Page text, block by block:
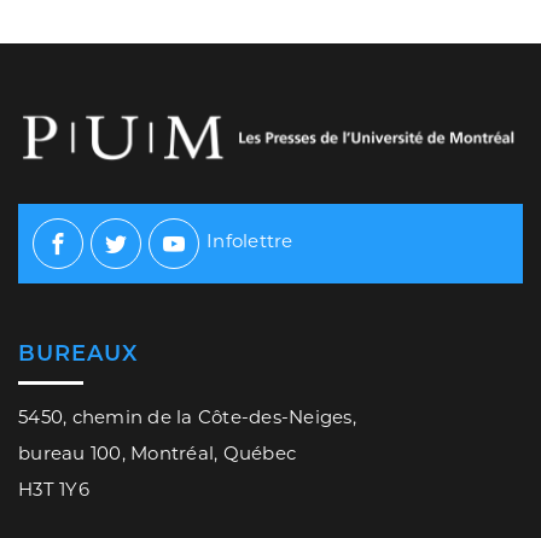
Facebook
TwitterYoutube
Infolettre
BUREAUX
5450, chemin de la Côte-des-Neiges,
bureau 100, Montréal, Québec
H3T 1Y6